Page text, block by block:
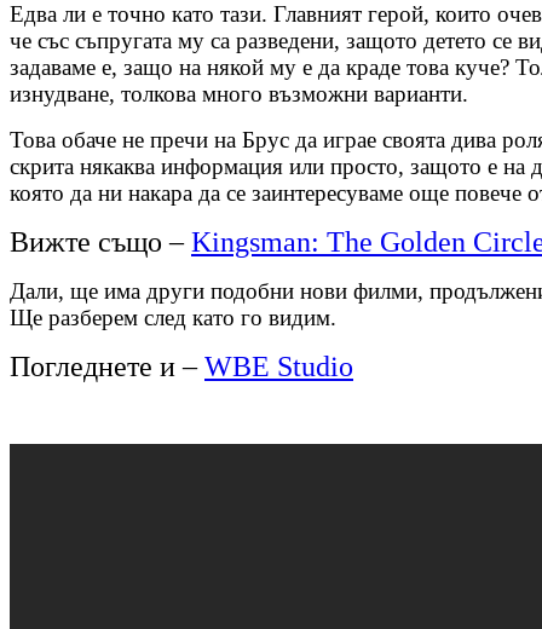
Едва ли е точно като тази. Главният герой, които
че със съпругата му са разведени, защото детето се
задаваме е, защо на някой му е да краде това куче?
изнудване, толкова много възможни варианти.
Това обаче не пречи на Брус да играе своята дива
скрита някаква информация или просто, защото е на
която да ни накара да се заинтересуваме още повече
Вижте също –Kingsman: The Golden
Дали, ще има други подобни нови филми,
Ще разберем след като го видим.
Погледнете и –WBE Studio